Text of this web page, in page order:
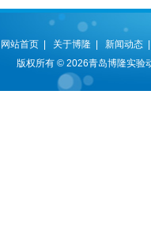
网站首页 关于博隆 |新闻动态
版权所有 © 2026青岛博隆实验